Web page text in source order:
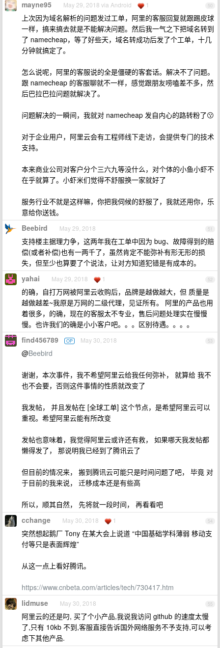
50
mayne95 May 29, 2018 via Android 1
上次因为域名解析的问题发过工单，阿里的客服回复就跟踢皮球
一样，搞来搞去就是不能解决问题。然后我一气之下把域名转到
了 namecheap，等了好些天，域名转成功后发了个工单，十几
分钟就搞定了。
怎么说呢，阿里的客服说的全是僵硬的客套话。解决不了问题。
跟 namecheap 的客服聊就不一样，感觉跟朋友唠嗑差不多，然
后巴拉巴拉问题就解决了。
问题解决的一瞬间，我就对 namecheap 发自内心的路转粉了😗
对于企业用户，阿里云会有工程师线下走访，会提供专门的技术
支持。
本来商业公司对客户分个三六九等没什么，对个体的小鱼小虾不
在乎就算了。小虾米们觉得不舒服换一家就好了
服务行业不就是这样嘛，你把我伺候的舒服了，我就还用你，乐
意给你送钱。
51
Beebird May 29, 2018
支持楼主据理力争，这两年我在工单中因为 bug、故障得到的赔
偿(或者补偿)也有一两千了，虽然肯定不能弥补有形无形的损
失，但至少也算要了个说法，让对方知道犯错是有成本的。
52
yahai May 29, 2018 1
的确，自打万网被阿里云收购后，品牌是越做越大，但 质量是
越做越差~我原是万网的二级代理，见证所有。 阿里的产品也用
着很多，的确，现在的客服太不专业，售后问题处理实在慢慢
慢。也许我们的确是小小客户吧。。。区别待遇。。。。
53
find456789 OP May 30, 2018
@Beebird
谢谢，本次事件，我不希望阿里云给我任何弥补， 就算给 我不
也不会要，否则这件事情的性质就改变了
我发帖， 并且发帖在 [全球工单] 这个节点，是希望阿里云可以
重视。希望阿里云能有所改变
发帖也意味着，我觉得阿里云或许还有救， 如果哪天我发帖都
懒得发了， 那说明我已经到了腾讯云了
但目前的情况来， 搬到腾讯云可能只是时间问题了吧， 毕竟 对
于目前的我来说， 迁移成本还是有些高
所以，顺其自然， 先将就一段时间， 再看看吧
54
cchange May 30, 2018 1
突然想起鹅厂 Tony 在某大会上说道 “中国基础学科薄弱 移动支
付等只是表面辉煌”
从这一点上看好腾讯。
https://www.cnbeta.com/articles/tech/730417.htm
55
lidmuse May 30, 2018
阿里云的还是叼, 买了个小产品,我说我访问 github 的速度太慢
了,只有 10kb 不到,客服直接告诉国外网络服务不予支持,可以考
虑下其他产品.